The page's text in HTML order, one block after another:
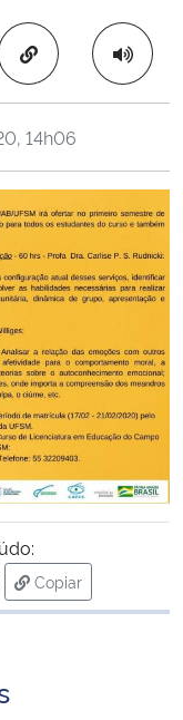
Copiar para área
14h06
Copiar
para área de